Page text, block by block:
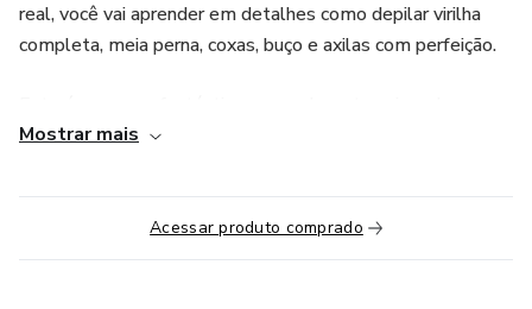
real, você vai aprender em detalhes como depilar virilha
completa, meia perna, coxas, buço e axilas com perfeição.
vida financeira, foi gravado em 2018 com técnica de
disponível para ver quantas vezes precisar e achar
necessário por um período de 01 ano.
Mostrar mais
Acessar produto comprado